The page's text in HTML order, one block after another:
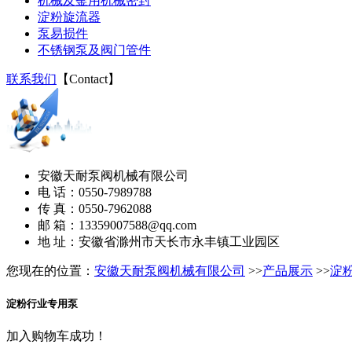
淀粉旋流器
泵易损件
不锈钢泵及阀门管件
联系我们 【Contact】
安徽天耐泵阀机械有限公司
电 话：0550-7989788
传 真：0550-7962088
邮 箱：13359007588@qq.com
地 址：安徽省滁州市天长市永丰镇工业园区
您现在的位置： 安徽天耐泵阀机械有限公司 >>产品展示 >>淀
淀粉行业专用泵
加入购物车成功！